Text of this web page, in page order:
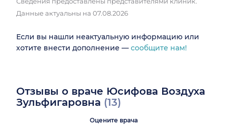
Данные актуальны на 07.08.2026
Если вы нашли неактуальную информацию или
хотите внести дополнение — сообщите нам!
Отзывы о враче Юсифова Воздуха
Зульфигаровна (13)
Оцените врача